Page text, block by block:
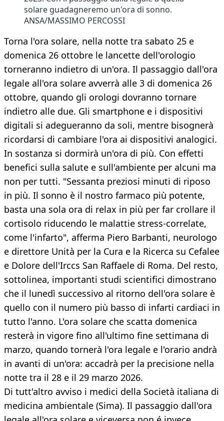
solare guadagneremo un'ora di sonno.
ANSA/MASSIMO PERCOSSI
Torna l'ora solare, nella notte tra sabato 25 e
domenica 26 ottobre le lancette dell'orologio
torneranno indietro di un'ora. Il passaggio dall'ora
legale all'ora solare avverrà alle 3 di domenica 26
ottobre, quando gli orologi dovranno tornare
indietro alle due. Gli smartphone e i dispositivi
digitali si adegueranno da soli, mentre bisognerà
ricordarsi di cambiare l'ora ai dispositivi analogici.
In sostanza si dormirà un'ora di più. Con effetti
benefici sulla salute e sull'ambiente per alcuni ma
non per tutti. "Sessanta preziosi minuti di riposo
in più. Il sonno è il nostro farmaco più potente,
basta una sola ora di relax in più per far crollare il
cortisolo riducendo le malattie stress-correlate,
come l'infarto", afferma Piero Barbanti, neurologo
e direttore Unità per la Cura e la Ricerca su Cefalee
e Dolore dell'Irccs San Raffaele di Roma. Del resto,
sottolinea, importanti studi scientifici dimostrano
che il lunedì successivo al ritorno dell'ora solare è
quello con il numero più basso di infarti cardiaci in
tutto l'anno. L'ora solare che scatta domenica
resterà in vigore fino all'ultimo fine settimana di
marzo, quando tornerà l'ora legale e l'orario andrà
in avanti di un'ora: accadrà per la precisione nella
notte tra il 28 e il 29 marzo 2026.
Di tutt'altro avviso i medici della Società italiana di
medicina ambientale (Sima). Il passaggio dall'ora